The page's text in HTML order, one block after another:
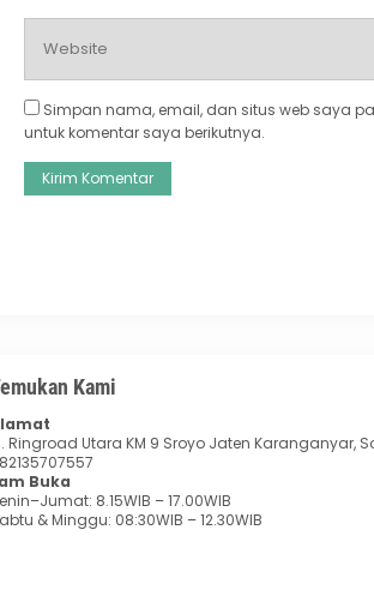
Simpan nama, email, dan situs web saya
untuk komentar saya berikutnya.
Kami
Ringroad Utara KM 9 Sroyo Jaten Karanganyar,
Buka
8.15WIB – 17.00WIB
& Minggu: 08:30WIB – 12.30WIB